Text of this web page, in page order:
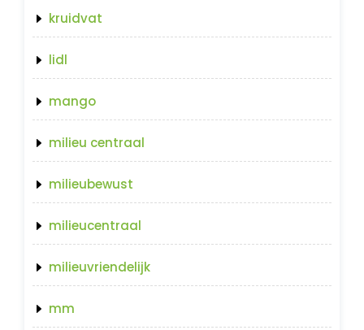
kruidvat
lidl
mango
milieu centraal
milieubewust
milieucentraal
milieuvriendelijk
mm